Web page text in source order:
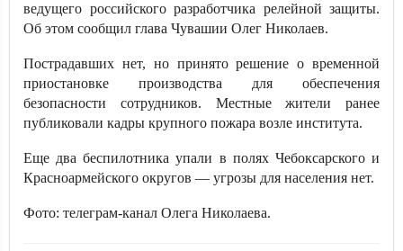
ведущего российского разработчика релейной защиты.
Об этом сообщил глава Чувашии Олег Николаев.
Пострадавших нет, но принято решение о временной
приостановке производства для обеспечения
безопасности сотрудников. Местные жители ранее
публиковали кадры крупного пожара возле института.
Еще два беспилотника упали в полях Чебоксарского и
Красноармейского округов — угрозы для населения нет.
Фото: телеграм-канал Олега Николаева.